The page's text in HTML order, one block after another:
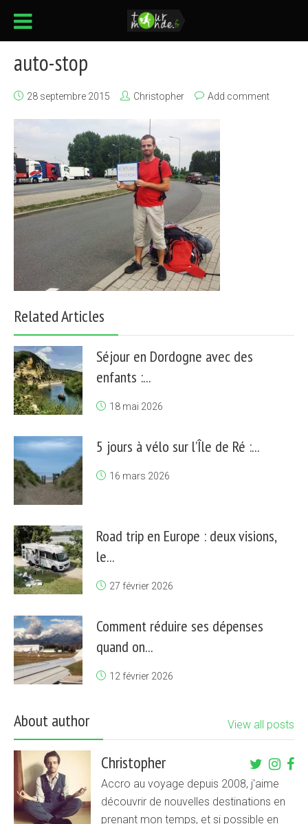
auto-stop
28 septembre 2015 Christopher Add comment
Related Articles
Séjour en Dordogne avec des
enfants :...
18 mai 2026
5 jours à vélo sur l’Île de Ré :...
16 mars 2026
Road trip en Europe : deux visions,
le...
27 février 2026
Comment réduire ses dépenses
quand on...
12 février 2026
About author View all posts
Christopher
Accro au voyage depuis 2008, j'aime
découvrir de nouvelles destinations en
prenant mon temps, et si possible en